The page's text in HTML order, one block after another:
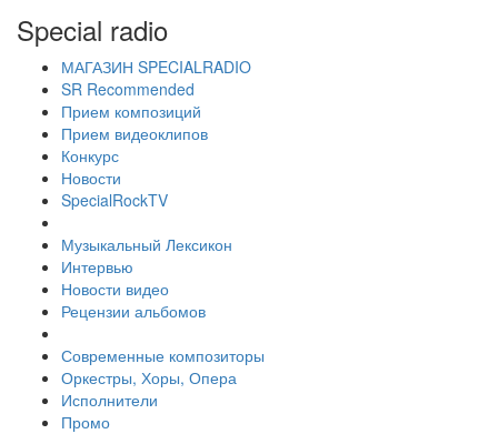
Special radio
МАГАЗИН SPECIALRADIO
SR Recommended
Прием композиций
Прием видеоклипов
Конкурс
Новости
SpecialRockTV
Музыкальный Лексикон
Интервью
Новости видео
Рецензии альбомов
Современные композиторы
Оркестры, Хоры, Опера
Исполнители
Промо